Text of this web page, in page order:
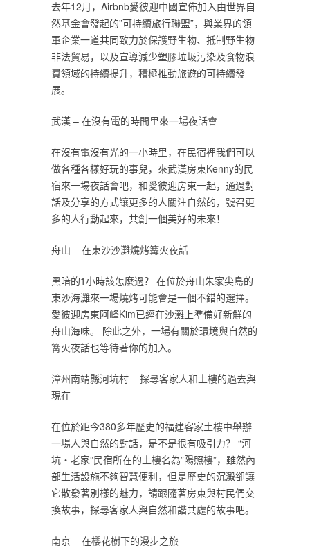
去年12月，Airbnb愛彼迎中國宣佈加入由世界自
然基金會發起的”可持續旅行聯盟”，與業界的領
軍企業一道共同致力於保護野生物、抵制野生物
非法貿易，以及宣導減少塑膠垃圾污染及食物浪
費領域的持續提升，積極推動旅遊的可持續發
展。
武漢 – 在沒有電的時間里來一場夜話會
在沒有電沒有光的一小時里，在民宿裡我們可以
做各種各樣好玩的事兒，來武漢房東Kenny的民
宿來一場夜話會吧，和愛彼迎房東一起，通過對
話及分享的方式讓更多的人關注自然的，號召更
多的人行動起來，共創一個美好的未來！
舟山 – 在東沙沙灘燒烤篝火夜話
黑暗的1小時該怎麼過？ 在位於舟山朱家尖島的
東沙海灘來一場燒烤可能會是一個不錯的選擇。
愛彼迎房東阿峰Kim已經在沙灘上準備好新鮮的
舟山海味。 除此之外，一場有關於環境與自然的
篝火夜話也等待著你的加入。
漳州南靖縣河坑村 – 探尋客家人和土樓的過去與
現在
在位於距今380多年歷史的福建客家土樓中舉辦
一場人與自然的對話，是不是很有吸引力？ “河
坑・老家”民宿所在的土樓名為”陽照樓”，雖然內
部生活設施不夠智慧便利，但是歷史的沉澱卻讓
它散發著別樣的魅力，請跟隨著房東與村民們交
換故事，探尋客家人與自然和諧共處的故事吧。
南京 – 在櫻花樹下的漫步之旅